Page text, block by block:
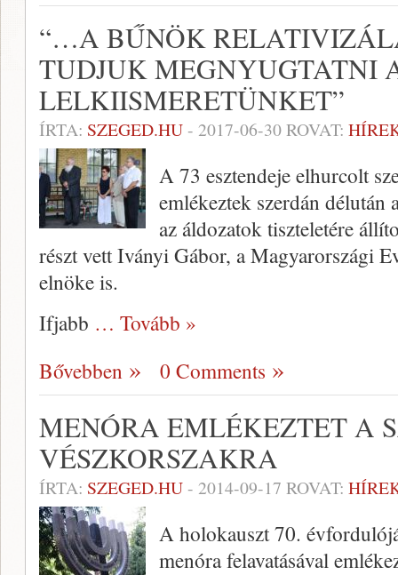
“…A BŰNÖK
TUDJUK MEGNYUGTATNI
LELKIISMERETÜNKET”
ÍRTA: SZEGED.HU- 2017-06-30ROVAT:
A 73 esztendeje elhurcolt
emlékeztek szerdán délután
az áldozatok tiszteletére
részt vett Iványi Gábor, a Magyarországi
elnöke is.
Ifjabb … Tovább »
Bővebben
0 Comments
MENÓRA EMLÉKEZTET A
VÉSZKORSZAKRA
ÍRTA: SZEGED.HU- 2014-09-17 ROVAT:
A holokauszt 70.
menóra felavatásával